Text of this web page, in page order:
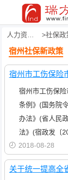
社保政
宿州社保新政策
宿州市工伤保险
宿州市工伤保
条例》(国务院
办法》(省人民
法》(宿政发〔
2018-08-28